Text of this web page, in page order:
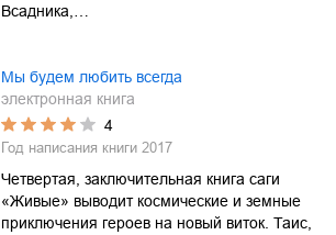
Всадника,…
Мы будем любить всегда
электронная книга
4
Год написания книги 2017
Четвертая, заключительная книга саги
«Живые» выводит космические и земные
приключения героев на новый виток. Таис,